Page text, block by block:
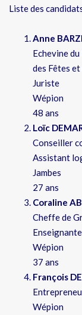
Liste des
Anne
Echevine
des Fêtes et
Juriste
Wépion
48 ans
Loïc
Conseiller
Assistant
Jambes
27 ans
Coraline
Cheffe de
Enseignante
Wépion
37 ans
François
Wépion